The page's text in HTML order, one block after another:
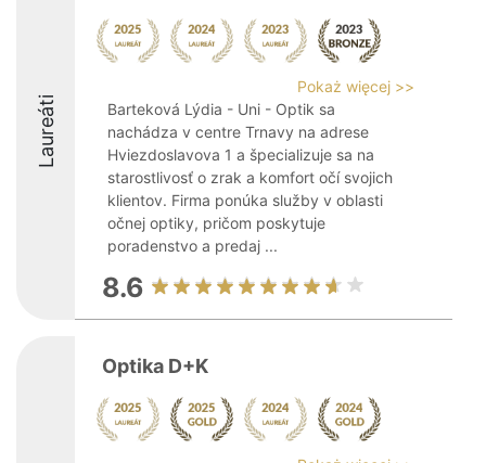
Laureáti
Pokaż więcej >>
Barteková Lýdia - Uni - Optik sa
nachádza v centre Trnavy na adrese
Hviezdoslavova 1 a špecializuje sa na
starostlivosť o zrak a komfort očí svojich
klientov. Firma ponúka služby v oblasti
očnej optiky, pričom poskytuje
poradenstvo a predaj ...
8.6
Optika D+K